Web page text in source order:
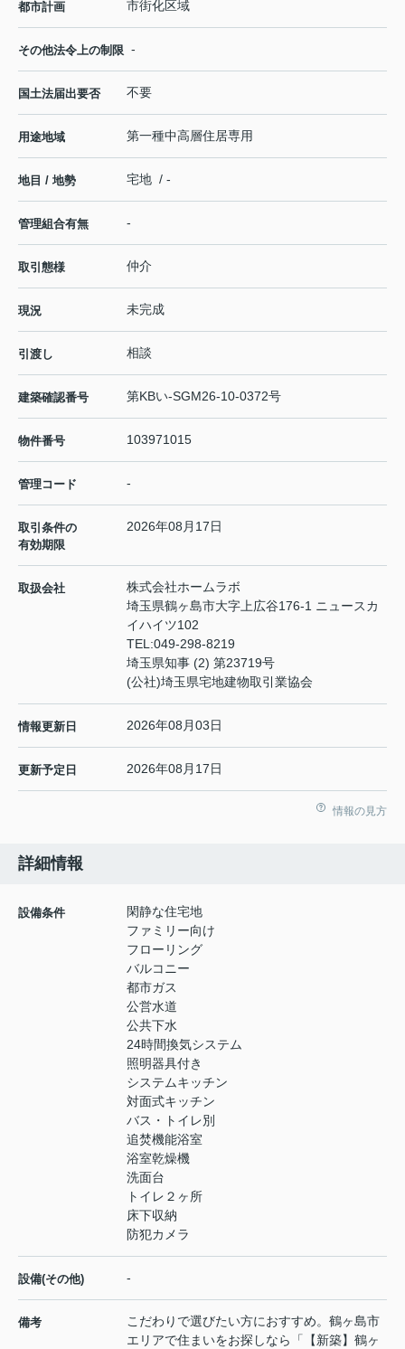
都市計画 市街化区域
その他法令上の制限 -
国土法届出要否 不要
用途地域 第一種中高層住居専用
地目 / 地勢 宅地 / -
管理組合有無 -
取引態様 仲介
現況 未完成
引渡し 相談
建築確認番号 第KBい-SGM26-10-0372号
物件番号 103971015
管理コード -
取引条件の
有効期限
2026年08月17日
取扱会社
株式会社ホームラボ
埼玉県鶴ヶ島市大字上広谷176-1 ニュースカ
イハイツ102
TEL:049-298-8219
埼玉県知事 (2) 第23719号
(公社)埼玉県宅地建物取引業協会
情報更新日 2026年08月03日
更新予定日 2026年08月17日
情報の見方
詳細情報
設備条件
閑静な住宅地
ファミリー向け
フローリング
バルコニー
都市ガス
公営水道
公共下水
24時間換気システム
照明器具付き
システムキッチン
対面式キッチン
バス・トイレ別
追焚機能浴室
浴室乾燥機
洗面台
トイレ２ヶ所
床下収納
防犯カメラ
設備(その他) -
備考
こだわりで選びたい方におすすめ。鶴ヶ島市
エリアで住まいをお探しなら「【新築】鶴ヶ